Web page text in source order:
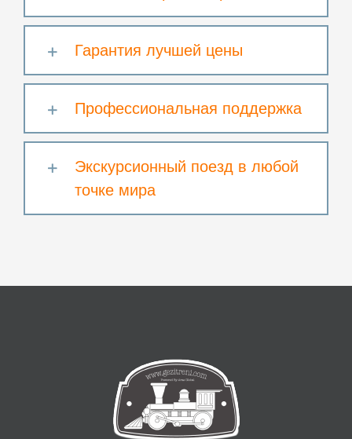
Гарантия лучшей цены
Профессиональная поддержка
Экскурсионный поезд в любой
точке мира